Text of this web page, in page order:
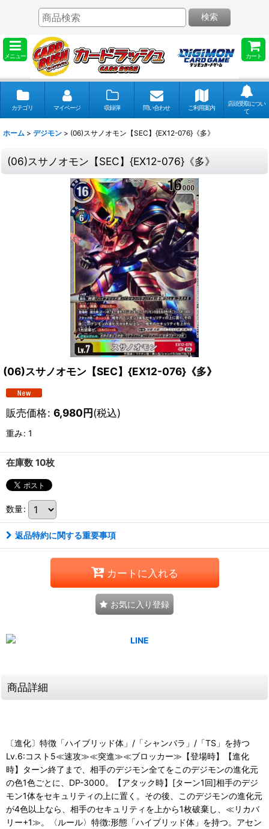
メニュー カート
検索
カテゴリ マイページ 収録弾 問い合わせ ご利用案内
店頭受取につい
て
ホーム > デジモン > (06)スサノオモン【SEC】{EX12-076}《多》
(06)スサノオモン【SEC】{EX12-076}《多》
(06)スサノオモン【SEC】{EX12-076}《多》
販売価格: 6,980円(税込)
重み: 1
在庫数 10枚
数量:
返品特約に関する重要事項
カートに入れる
お気に入り登録
商品詳細
〔進化〕特徴「ハイブリッド体」/「シャンバラ」/「TS」を持つ
Lv.6:コスト5≪速攻≫≪突進≫≪ブロッカー≫【登場時】【進化
時】ターン終了まで、相手のデジモン全てをこのデジモンの進化元
の色1色ごとに、DP-3000。【アタック時】[ターン1回]相手のデジ
モン1体をセキュリティの上に置く。その後、このデジモンの進化元
が4色以上なら、相手のセキュリティを上から1枚破棄し、≪リカバ
リー+1≫。〈ルール〉特徴:形態「ハイブリッド体」を持つ。アセン